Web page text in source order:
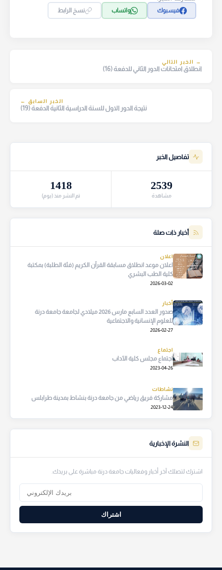
فيسبوك
واتساب نسخ الرابط
→ الخبر التالي
انطلاق امتحانات الدور الثاني للدفعة (16)
الخبر السابق ←
نتيجة الدور الاول للسنة الدراسية الثانية الدفعة (19)
تفاصيل الخبر
2539
مشاهدة
1418
تم النشر منذ (يوم)
أخبار ذات صلة
اعلان
اعلان موعد انطلاق مسابقة القرآن الكريم (فئة الطلبة) بمكتبة
كلية الطب البشري
2026-03-02
أخبار
صدور العدد السابع مارس 2026 ميلادي لجامعة جامعة درنة
للعلوم الإنسانية والاجتماعية
2026-02-27
اجتماع
اجتماع مجلس كلية الآداب
2023-04-26
نشاطات
مشاركة فريق رياضي من جامعة درنة بنشاط بمدينة طرابلس
2023-12-24
النشرة الإخبارية
اشترك لتصلك آخر أخبار وفعاليات جامعة درنة مباشرة على بريدك.
اشتراك